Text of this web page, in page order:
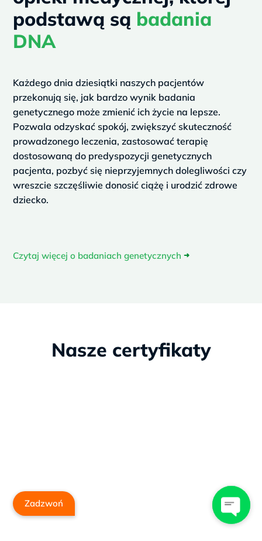
podstawą są badania
DNA
Każdego dnia dziesiątki naszych pacjentów
przekonują się, jak bardzo wynik badania
genetycznego może zmienić ich życie na lepsze.
Pozwala odzyskać spokój, zwiększyć skuteczność
prowadzonego leczenia, zastosować terapię
dostosowaną do predyspozycji genetycznych
pacjenta, pozbyć się nieprzyjemnych dolegliwości czy
wreszcie szczęśliwie donosić ciążę i urodzić zdrowe
dziecko.
Czytaj więcej o badaniach genetycznych ➜
Nasze certyfikaty
Zadzwoń